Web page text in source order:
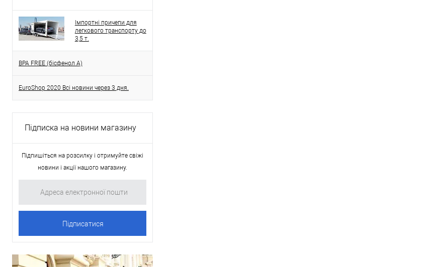
Імпортні причепи для
легкового транспорту до
3,5 т.
BPA FREE (бісфенол A)
EuroShop 2020 Всі новини через 3 дня.
Підписка на новини магазину
Підпишіться на розсилку і отримуйте свіжі
новини і акції нашого магазину.